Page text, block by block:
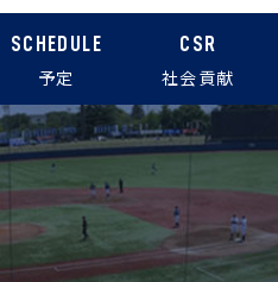
SCHEDULE
予定
CSR
社会貢献